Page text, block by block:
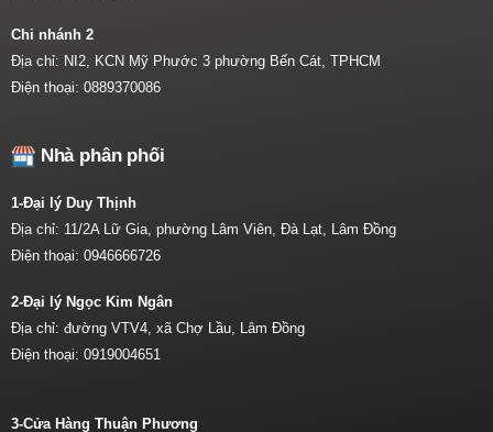
Chi nhánh 2
Địa chỉ: NI2, KCN Mỹ Phước 3 phường Bến Cát, TPHCM
Điện thoại: 0889370086
Nhà phân phối
1-Đại lý Duy Thịnh
Địa chỉ: 11/2A Lữ Gia, phường Lâm Viên, Đà Lạt, Lâm Đồng
Điện thoại: 0946666726
2-Đại lý Ngọc Kim Ngân
Địa chỉ: đường VTV4, xã Chợ Lầu, Lâm Đồng
Điện thoại: 0919004651
3-Cửa Hàng Thuận Phương